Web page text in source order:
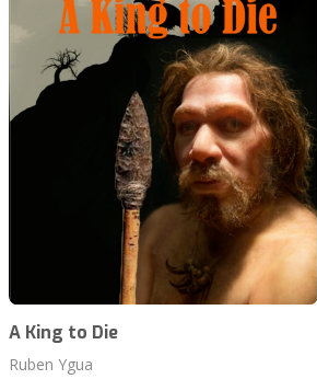
A King to Die
Ruben Ygua